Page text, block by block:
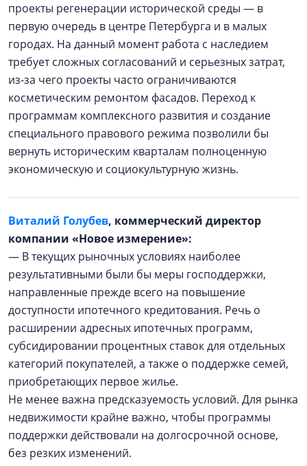
проекты регенерации исторической среды — в
первую очередь в центре Петербурга и в малых
городах. На данный момент работа с наследием
требует сложных согласований и серьезных затрат,
из-за чего проекты часто ограничиваются
косметическим ремонтом фасадов. Переход к
программам комплексного развития и создание
специального правового режима позволили бы
вернуть историческим кварталам полноценную
экономическую и социокультурную жизнь.
Виталий Голубев, коммерческий директор
компании «Новое измерение»:
— В текущих рыночных условиях наиболее
результативными были бы меры господдержки,
направленные прежде всего на повышение
доступности ипотечного кредитования. Речь о
расширении адресных ипотечных программ,
субсидировании процентных ставок для отдельных
категорий покупателей, а также о поддержке семей,
приобретающих первое жилье.
Не менее важна предсказуемость условий. Для рынка
недвижимости крайне важно, чтобы программы
поддержки действовали на долгосрочной основе,
без резких изменений.